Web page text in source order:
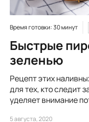
Время готовки: 30 минут
Быстрые
зеленью
Рецепт этих
для тех, кто следит
уделяет внимание
5 августа, 2020